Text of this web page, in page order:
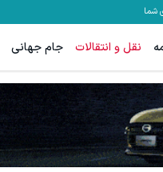
شما
نقل و انتقالات جام جهانی